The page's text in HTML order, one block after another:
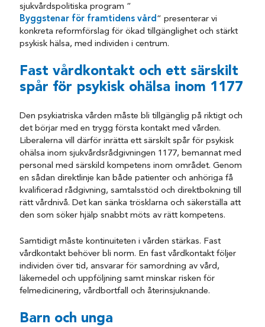
sjukvårdspolitiska program ”
Byggstenar för framtidens vård” presenterar vi
konkreta reformförslag för ökad tillgänglighet och stärkt
psykisk hälsa, med individen i centrum.
Fast vårdkontakt och ett särskilt
spår för psykisk ohälsa inom 1177
Den psykiatriska vården måste bli tillgänglig på riktigt och
det börjar med en trygg första kontakt med vården.
Liberalerna vill därför inrätta ett särskilt spår för psykisk
ohälsa inom sjukvårdsrådgivningen 1177, bemannat med
personal med särskild kompetens inom området. Genom
en sådan direktlinje kan både patienter och anhöriga få
kvalificerad rådgivning, samtalsstöd och direktbokning till
rätt vårdnivå. Det kan sänka trösklarna och säkerställa att
den som söker hjälp snabbt möts av rätt kompetens.
Samtidigt måste kontinuiteten i vården stärkas. Fast
vårdkontakt behöver bli norm. En fast vårdkontakt följer
individen över tid, ansvarar för samordning av vård,
läkemedel och uppföljning samt minskar risken för
felmedicinering, vårdbortfall och återinsjuknande.
Barn och unga